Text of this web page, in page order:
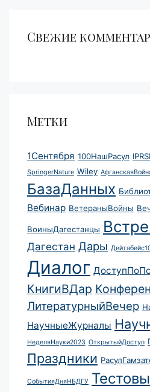
Свежие
Метки
1Сентября 100НашРасул
SpringerNature Wiley
БазаДанных
Вебинар ВетераныВойны
ВоиныДагестанцы
Дагестан Дары
Диалог
КнигиВДар
ЛитературныйВечер
НаучныеЖурналы
НеделяНауки2023 ОткрытыйДоступ
Праздники
СобытияДняНБДГУ